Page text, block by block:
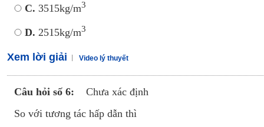
C. 3515kg/m3
D. 2515kg/m3
Xem lời giải Video lý thuyết
Câu hỏi số 6:
Chưa xác định
So với tương tác hấp dẫn thì